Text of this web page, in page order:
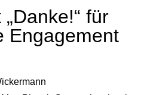
für
Engagement